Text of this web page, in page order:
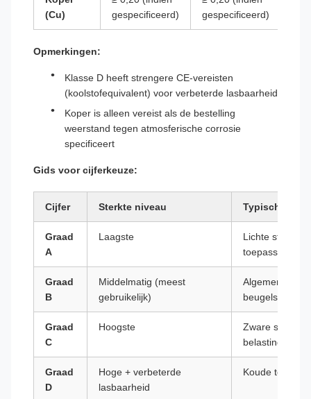
(Cu)
gespecificeerd)
gespecificeerd)
Opmerkingen:
Klasse D heeft strengere CE-vereisten
(koolstofequivalent) voor verbeterde lasbaarheid
Koper is alleen vereist als de bestelling
weerstand tegen atmosferische corrosie
specificeert
Gids voor cijferkeuze:
Cijfer Sterkte niveau Typisch
Graad
A
Laagste
Lichte
toepassingen
Graad
B
Middelmatig (meest
gebruikelijk)
Algemene
beugels
Graad
C
Hoogste
Zware
belasting
Graad
D
Hoge + verbeterde
lasbaarheid
Koude